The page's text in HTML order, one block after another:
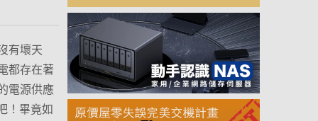
有壞天
都存在著
電源供應
！畢竟如